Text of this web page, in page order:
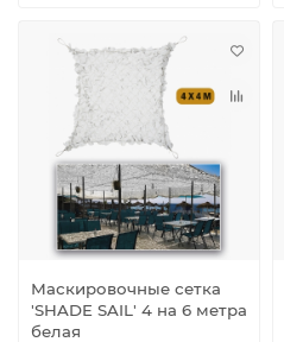
Маскировочные сетка
′SHADE SAIL′ 4 на 6 метра
белая